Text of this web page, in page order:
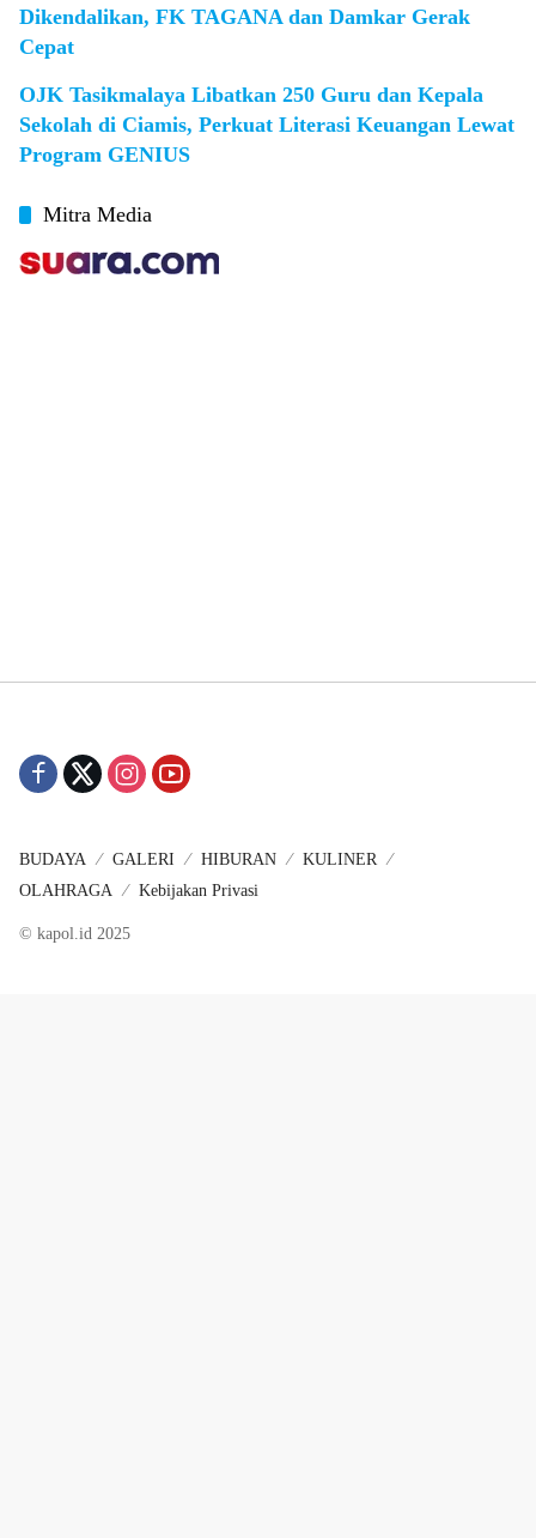
Dikendalikan, FK TAGANA dan Damkar Gerak
Cepat
OJK Tasikmalaya Libatkan 250 Guru dan Kepala
Sekolah di Ciamis, Perkuat Literasi Keuangan Lewat
Program GENIUS
Mitra Media
BUDAYA GALERI HIBURAN
KULINER
OLAHRAGA
Kebijakan Privasi
© kapol.id 2025